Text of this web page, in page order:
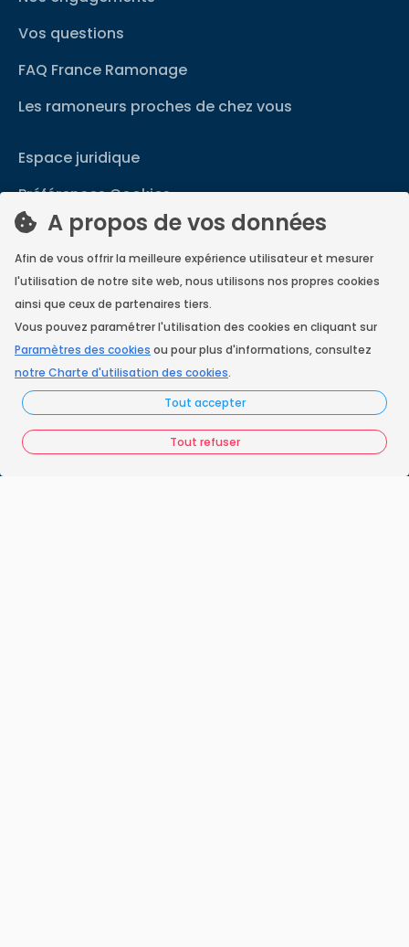
A propos de vos données
Afin de vous offrir la meilleure expérience utilisateur et mesurer
l'utilisation de notre site web, nous utilisons nos propres cookies
ainsi que ceux de partenaires tiers.
Vous pouvez paramétrer l'utilisation des cookies en cliquant sur
Paramètres des cookies ou pour plus d'informations, consultez
notre Charte d'utilisation des cookies.
Tout accepter
Tout refuser
Vos questions
FAQ France Ramonage
Les ramoneurs proches de chez vous
Espace juridique
Préférences Cookies
Vous êtes un ramoneur ?
Contactez-nous
A propos de Neoloop
France Ramonage
Copyright © 2026